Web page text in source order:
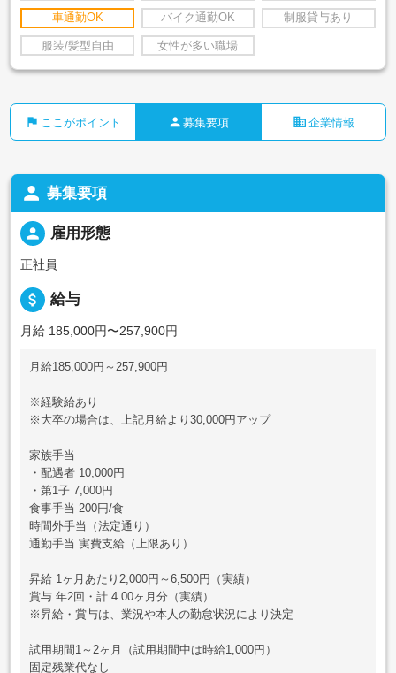
車通勤OK バイク通勤OK 制服貸与あり
服装/髪型自由 女性が多い職場
flag ここがポイント person 募集要項 business 企業情報
person 募集要項
person 雇用形態
正社員
attach_money 給与
月給 185,000円〜257,900円
月給185,000円～257,900円
※経験給あり
※大卒の場合は、上記月給より30,000円アップ
家族手当
・配遇者 10,000円
・第1子 7,000円
食事手当 200円/食
時間外手当（法定通り）
通勤手当 実費支給（上限あり）
昇給 1ヶ月あたり2,000円～6,500円（実績）
賞与 年2回・計 4.00ヶ月分（実績）
※昇給・賞与は、業況や本人の勤怠状況により決定
試用期間1～2ヶ月（試用期間中は時給1,000円）
固定残業代なし